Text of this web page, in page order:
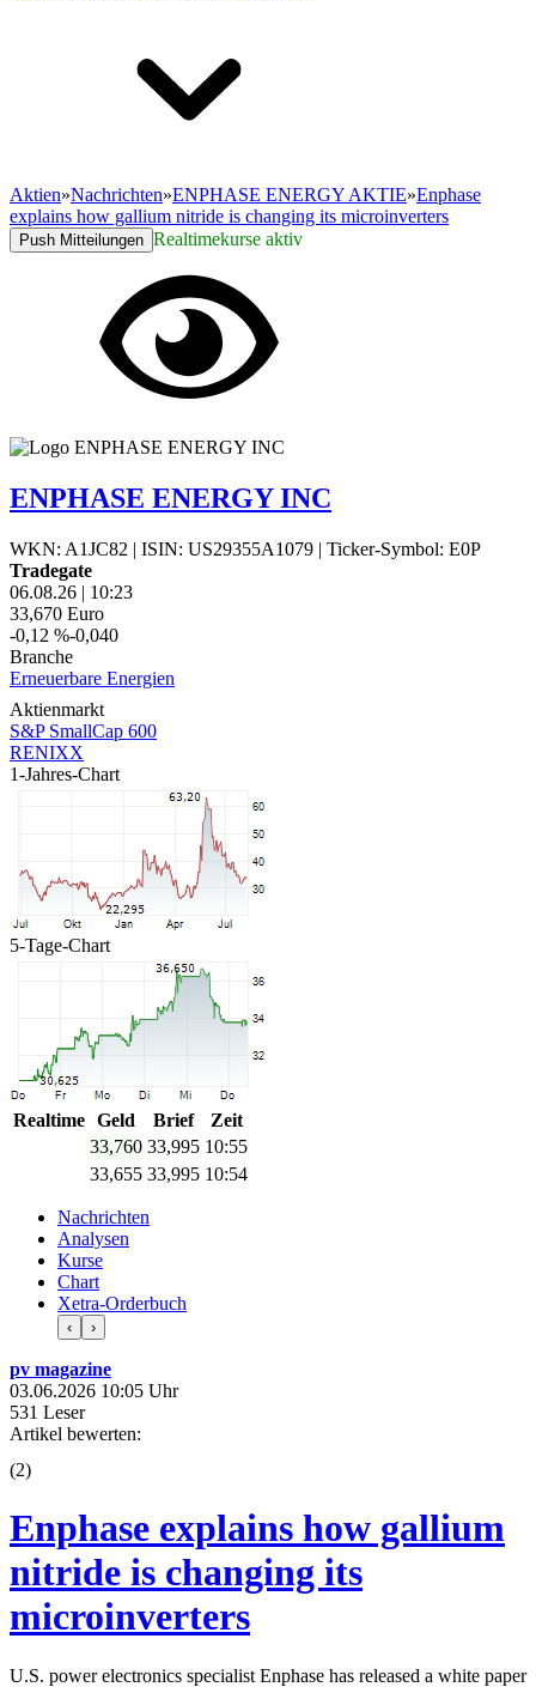
Aktien»Nachrichten»ENPHASE ENERGY AKTIE»Enphase
explains how gallium nitride is changing its microinverters
Push Mitteilungen Realtimekurse aktiv
ENPHASE ENERGY INC
WKN: A1JC82 | ISIN: US29355A1079 | Ticker-Symbol: E0P
Tradegate
06.08.26 | 10:23
33,670 Euro
-0,12 %-0,040
Branche
Erneuerbare Energien
Aktienmarkt
S&P SmallCap 600
RENIXX
1-Jahres-Chart
5-Tage-Chart
Realtime Geld Brief
Zeit
33,760 33,985 10:55
33,680 33,995 10:55
Nachrichten
Analysen
Kurse
Chart
Xetra-Orderbuch
‹ ›
pv magazine
03.06.2026 10:05 Uhr
531 Leser
Artikel bewerten:
(2)
Enphase explains how gallium
nitride is changing its
microinverters
U.S. power electronics specialist Enphase has released a white paper